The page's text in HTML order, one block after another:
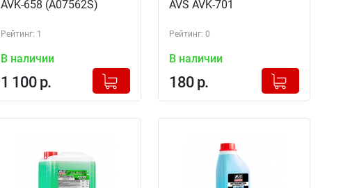
AVK-658 (A07562S)
Рейтинг: 1
В наличии
1 100 р.
+
Добавлено в корзину
AVS AVK-701
Рейтинг: 0
В наличии
180 р.
+
Добавлено в корзину